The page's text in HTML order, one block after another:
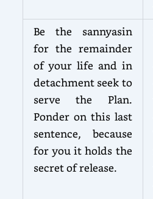
Be the sannyasin
for the remainder
of your life and in
detachment seek to
serve the Plan.
Ponder on this last
sentence, because
for you it holds the
secret of release.